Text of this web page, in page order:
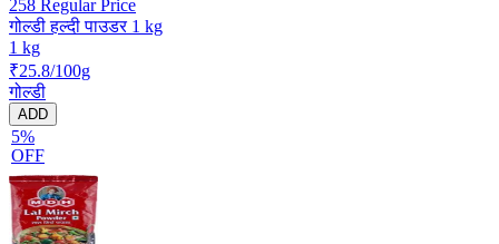
258 Regular Price
गोल्डी हल्दी पाउडर 1 kg
1 kg
₹25.8/100g
गोल्डी
ADD
5%
OFF